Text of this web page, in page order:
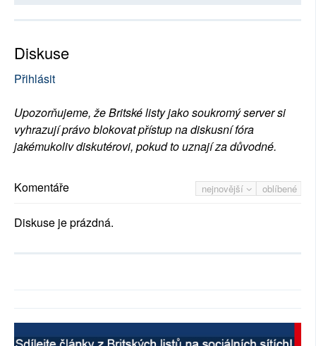
Diskuse
Přihlásit
Upozorňujeme, že Britské listy jako soukromý server si
vyhrazují právo blokovat přístup na diskusní fóra
jakémukoliv diskutérovi, pokud to uznají za důvodné.
nejnovější oblíbené
Komentáře
Diskuse je prázdná.